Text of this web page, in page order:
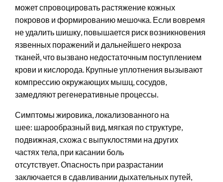
может спровоцировать растяжение кожных
покровов и формированию мешочка. Если вовремя
не удалить шишку, повышается риск возникновения
язвенных поражений и дальнейшего некроза
тканей, что вызвано недостаточным поступлением
крови и кислорода. Крупные уплотнения вызывают
компрессию окружающих мышц, сосудов,
замедляют регенеративные процессы.
Симптомы жировика, локализованного на
шее: шарообразный вид, мягкая по структуре,
подвижная, схожа с выпуклостями на других
частях тела, при касании боль
отсутствует. Опасность при разрастании
заключается в сдавливании дыхательных путей,